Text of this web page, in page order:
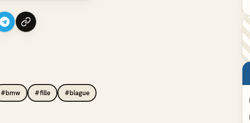
#bmw #fille #blague